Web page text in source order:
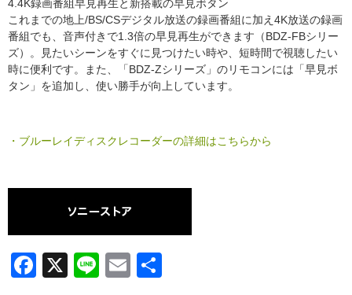
4.4K録画番組早見再生と新搭載の早見ボタン
これまでの地上/BS/CSデジタル放送の録画番組に加え4K放送の録画
番組でも、音声付きで1.3倍の早見再生ができます（BDZ-FBシリー
ズ）。見たいシーンをすぐに見つけたい時や、短時間で視聴したい
時に便利です。また、「BDZ-Zシリーズ」のリモコンには「早見ボ
タン」を追加し、使い勝手が向上しています。
・ブルーレイディスクレコーダーの詳細はこちらから
F
X
Li
E